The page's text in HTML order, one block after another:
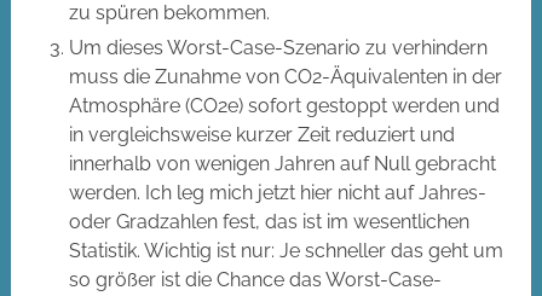
zu spüren bekommen.
Um dieses Worst-Case-Szenario zu verhindern
muss die Zunahme von CO2-Äquivalenten in der
Atmosphäre (CO2e) sofort gestoppt werden und
in vergleichsweise kurzer Zeit reduziert und
innerhalb von wenigen Jahren auf Null gebracht
werden. Ich leg mich jetzt hier nicht auf Jahres-
oder Gradzahlen fest, das ist im wesentlichen
Statistik. Wichtig ist nur: Je schneller das geht um
so größer ist die Chance das Worst-Case-